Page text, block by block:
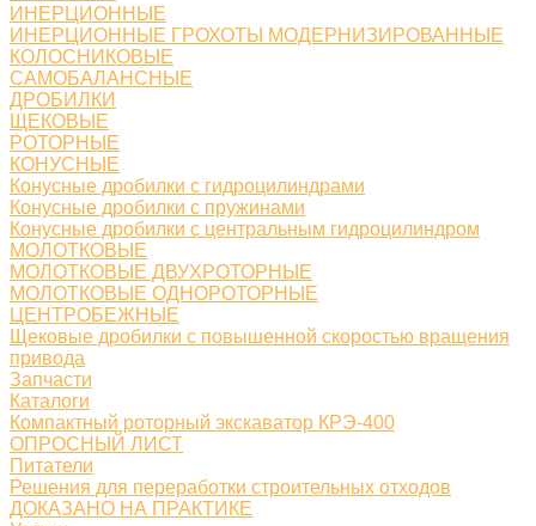
ИНЕРЦИОННЫЕ
ИНЕРЦИОННЫЕ ГРОХОТЫ МОДЕРНИЗИРОВАННЫЕ
КОЛОСНИКОВЫЕ
САМОБАЛАНСНЫЕ
ДРОБИЛКИ
ЩЕКОВЫЕ
РОТОРНЫЕ
КОНУСНЫЕ
Конусные дробилки с гидроцилиндрами
Конусные дробилки с пружинами
Конусные дробилки с центральным гидроцилиндром
МОЛОТКОВЫЕ
МОЛОТКОВЫЕ ДВУХРОТОРНЫЕ
МОЛОТКОВЫЕ ОДНОРОТОРНЫЕ
ЦЕНТРОБЕЖНЫЕ
Щековые дробилки с повышенной скоростью вращения
привода
Запчасти
Каталоги
Компактный роторный экскаватор КРЭ-400
ОПРОСНЫЙ ЛИСТ
Питатели
Решения для переработки строительных отходов
ДОКАЗАНО НА ПРАКТИКЕ